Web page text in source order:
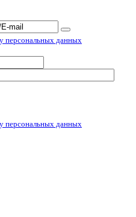
персональных данных
персональных данных